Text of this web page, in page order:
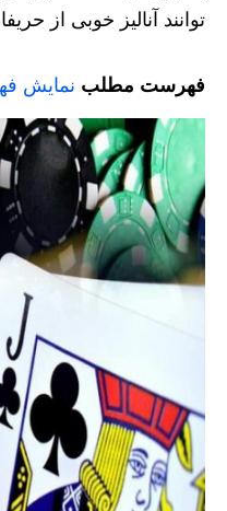
توانند آنالیز خوبی از
فهرست مطلب نمایش